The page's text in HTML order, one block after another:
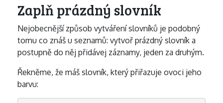
Zaplň prázdný slovník
Nejobecnější způsob vytváření slovníků je podobný
tomu co znáš u seznamů: vytvoř prázdný slovník a
postupně do něj přidávej záznamy, jeden za druhým.
Řekněme, že máš slovník, který přiřazuje ovoci jeho
barvu: